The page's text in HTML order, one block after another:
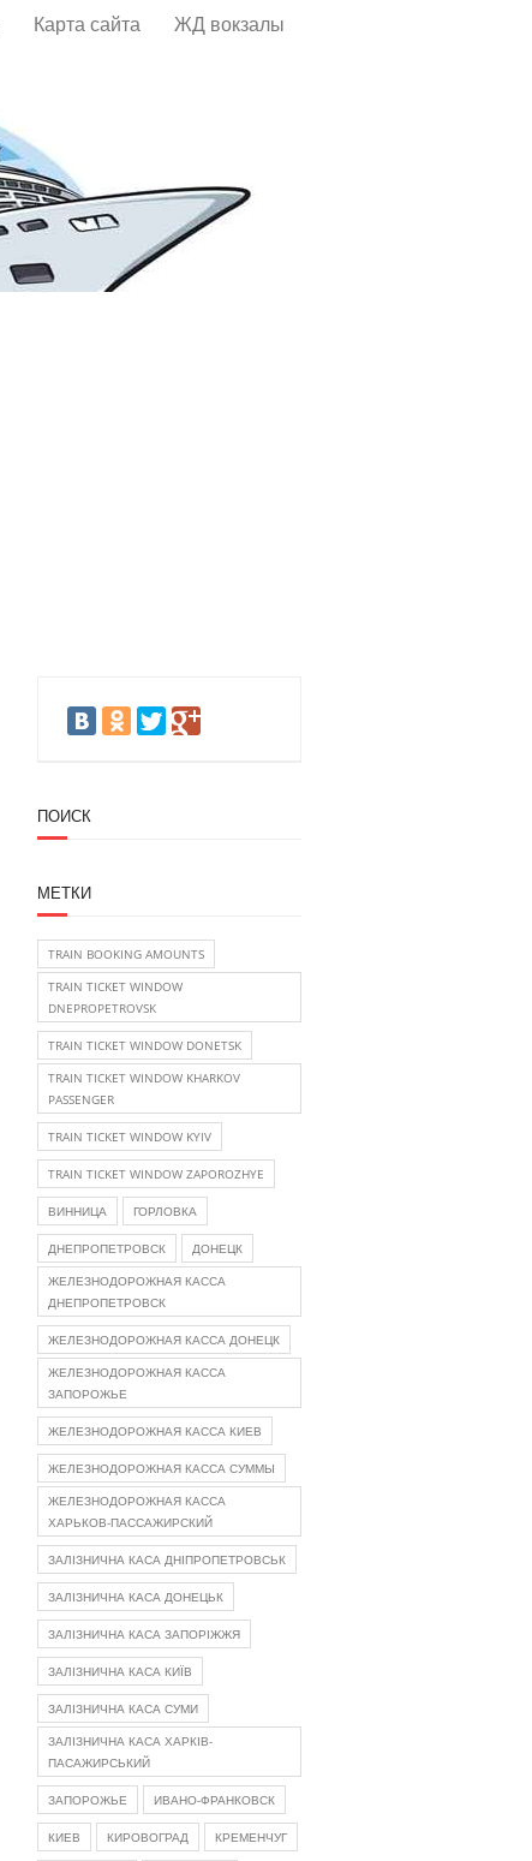
Карта сайта ЖД вокзалы
ПОИСК
МЕТКИ
TRAIN BOOKING AMOUNTS
TRAIN TICKET WINDOW
DNEPROPETROVSK
TRAIN TICKET WINDOW DONETSK
TRAIN TICKET WINDOW KHARKOV
PASSENGER
TRAIN TICKET WINDOW KYIV
TRAIN TICKET WINDOW ZAPOROZHYE
ВИННИЦА ГОРЛОВКА
ДНЕПРОПЕТРОВСК
ДОНЕЦК
ЖЕЛЕЗНОДОРОЖНАЯ КАССА
ДНЕПРОПЕТРОВСК
ЖЕЛЕЗНОДОРОЖНАЯ КАССА ДОНЕЦК
ЖЕЛЕЗНОДОРОЖНАЯ КАССА
ЗАПОРОЖЬЕ
ЖЕЛЕЗНОДОРОЖНАЯ КАССА КИЕВ
ЖЕЛЕЗНОДОРОЖНАЯ КАССА СУММЫ
ЖЕЛЕЗНОДОРОЖНАЯ КАССА
ХАРЬКОВ-ПАССАЖИРСКИЙ
ЗАЛІЗНИЧНА КАСА ДНІПРОПЕТРОВСЬК
ЗАЛІЗНИЧНА КАСА ДОНЕЦЬК
ЗАЛІЗНИЧНА КАСА ЗАПОРІЖЖЯ
ЗАЛІЗНИЧНА КАСА КИЇВ
ЗАЛІЗНИЧНА КАСА СУМИ
ЗАЛІЗНИЧНА КАСА ХАРКІВ-
ПАСАЖИРСЬКИЙ
ЗАПОРОЖЬЕ ИВАНО-ФРАНКОВСК
КИЕВ КИРОВОГРАД КРЕМЕНЧУГ